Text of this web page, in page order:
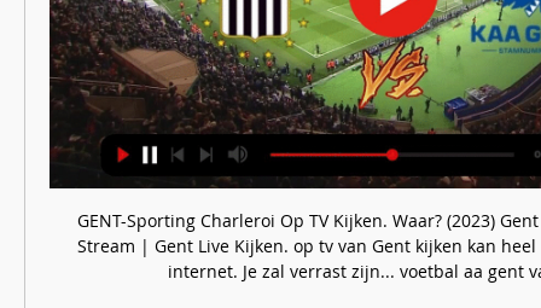
GENT-Sporting Charleroi Op TV Kijken. Waar? (2023)
Stream | Gent Live Kijken. op tv van Gent kijken kan
internet. Je zal verrast zijn... voetbal aa gent